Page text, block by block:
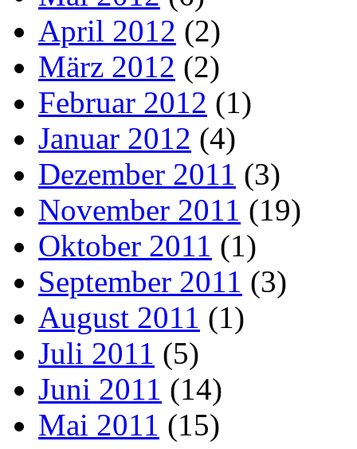
April 2012 (2)
März 2012 (2)
Februar 2012 (1)
Januar 2012 (4)
Dezember 2011 (3)
November 2011 (19)
Oktober 2011 (1)
September 2011 (3)
August 2011 (1)
Juli 2011 (5)
Juni 2011 (14)
Mai 2011 (15)